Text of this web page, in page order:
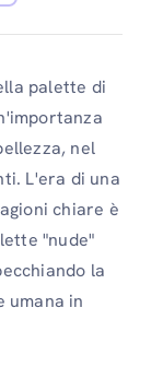
palette di
nel
L'era di una
chiare è
"nude"
la
umana in